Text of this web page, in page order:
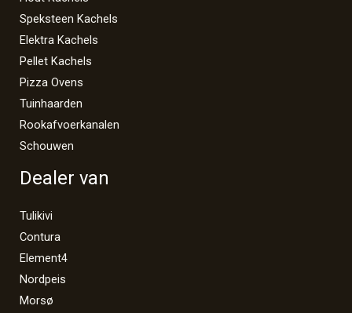
Speksteen Kachels
Elektra Kachels
Pellet Kachels
Pizza Ovens
Tuinhaarden
Rookafvoerkanalen
Schouwen
Dealer van
Tulikivi
Contura
Element4
Nordpeis
Morsø